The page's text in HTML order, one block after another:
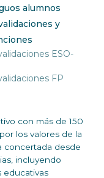
alumnos
y
ESO-
FP
con más de 150
los valores de la
concertada desde
incluyendo
educativas